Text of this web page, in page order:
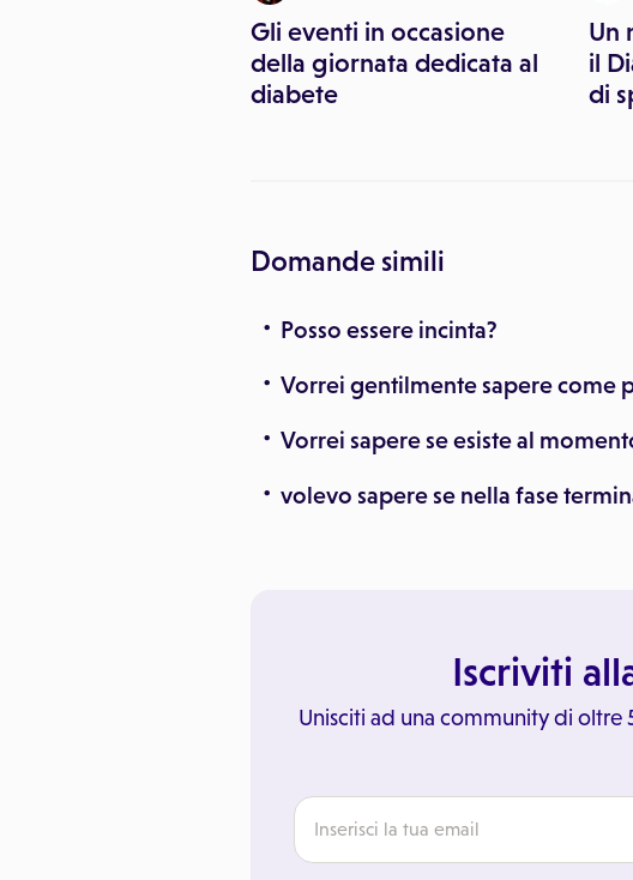
Gli eventi in occasione
della giornata dedicata al
diabete
Un
il
di
Domande simili
Posso essere incinta?
Vorrei gentilmente sapere come
Vorrei sapere se esiste al
volevo sapere se nella fase
Iscriviti
Unisciti ad una community di oltre